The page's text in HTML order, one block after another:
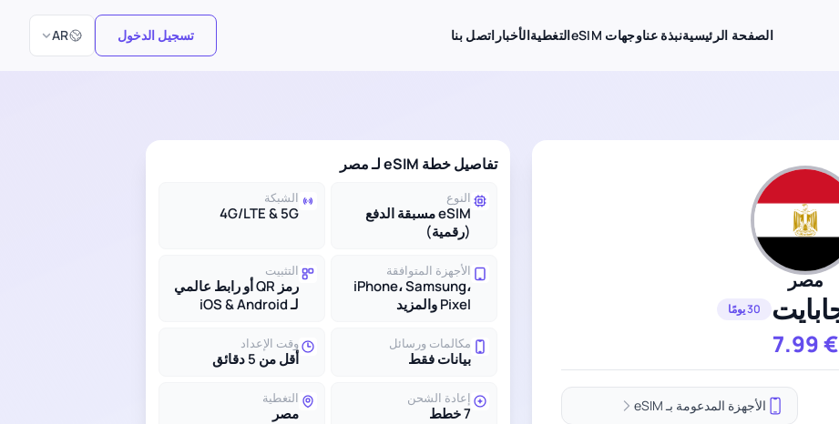
الصفحة الرئيسيةنبذة عناوجهات eSIM التغطيةالأخبار اتصل بنا تسجيل الدخول AR
اختر اللغة
مصر
30 يومًا
7.99€
الأجهزة المدعومة بـ eSIM
تفاصيل خطة eSIM لـ مصر
النوع
eSIM مسبقة الدفع
(رقمية)
الشبكة
4G/LTE & 5G
الأجهزة المتوافقة
iPhone، Samsung،
Pixel والمزيد
التثبيت
رمز QR أو رابط عالمي
لـ iOS & Android
مكالمات ورسائل
بيانات فقط
وقت الإعداد
أقل من 5 دقائق
إعادة الشحن
7 خطط
التغطية
مصر